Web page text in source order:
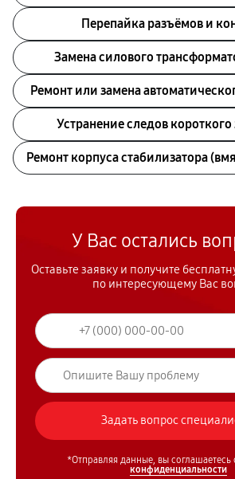
Перепайка разъёмов и
Замена силового
Ремонт или замена
Устранение следов
Ремонт корпуса стабилизатора
У Вас остались
Оставьте заявку и получите
по интересующему Вас
*Отправляя данные, вы соглашаетесь
конфиденциальности